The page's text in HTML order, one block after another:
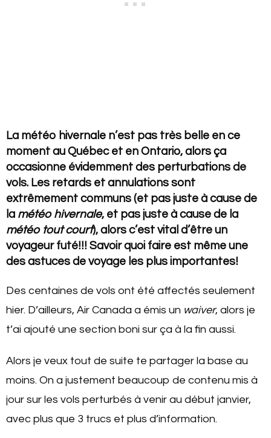
La météo hivernale n’est pas très belle en ce
moment au Québec et en Ontario, alors ça
occasionne évidemment des perturbations de
vols. Les retards et annulations sont
extrêmement communs (et pas juste à cause de
la météo hivernale, et pas juste à cause de la
météo tout court), alors c’est vital d’être un
voyageur futé!!! Savoir quoi faire est même une
des astuces de voyage les plus importantes!
Des centaines de vols ont été affectés seulement
hier. D’ailleurs, Air Canada a émis un waiver, alors je
t’ai ajouté une section boni sur ça à la fin aussi.
Alors je veux tout de suite te partager la base au
moins. On a justement beaucoup de contenu mis à
jour sur les vols perturbés à venir au début janvier,
avec plus que 3 trucs et plus d’information.